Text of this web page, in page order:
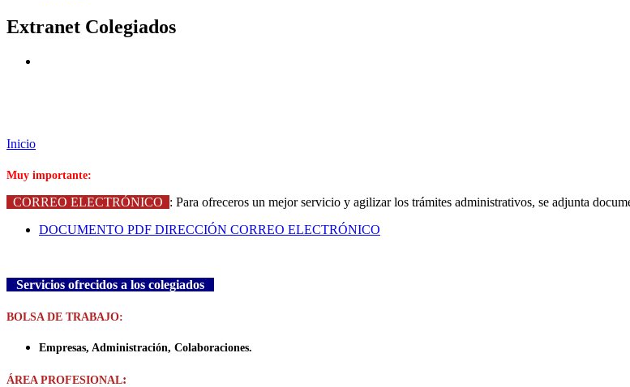
Extranet Colegiados
Inicio
Muy importante:
CORREO ELECTRÓNICO : Para ofreceros un mejor servicio y agilizar los trámites administrativos, se adjunta
DOCUMENTO PDF DIRECCIÓN CORREO ELECTRÓNICO
Servicios ofrecidos a los colegiados
BOLSA DE TRABAJO:
Empresas, Administración, Colaboraciones.
ÁREA PROFESIONAL: